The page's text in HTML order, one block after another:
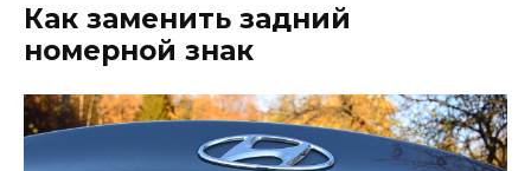
Как заменить задний
номерной знак